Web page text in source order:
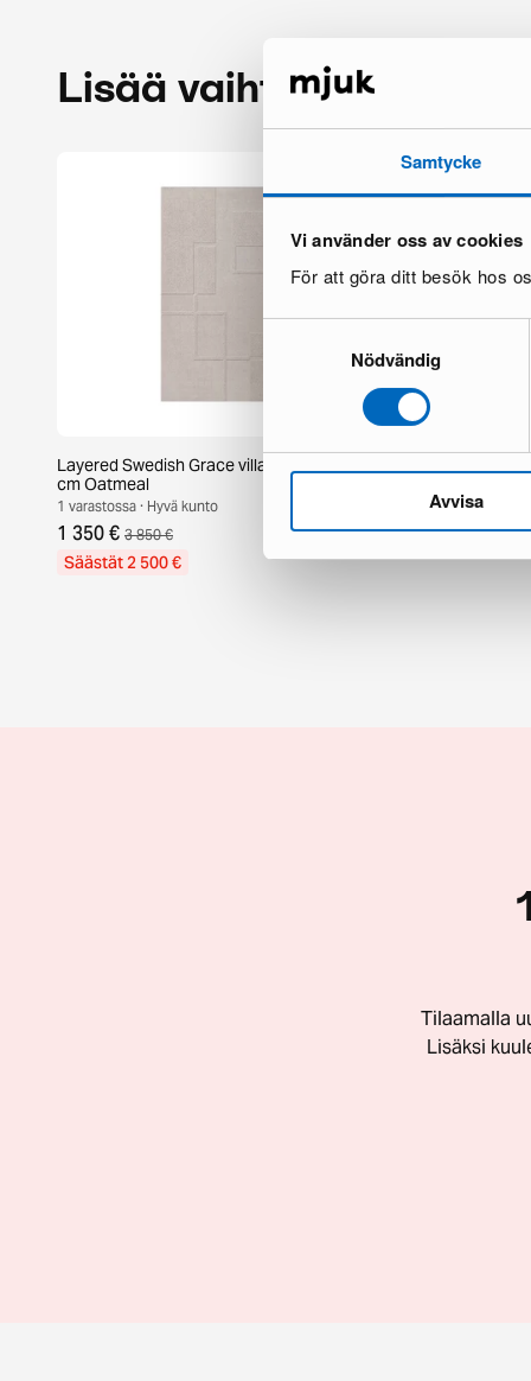
Samtycke
Vi använder oss av cookies
För att göra ditt besök hos
Nödvändig
Avvisa
Lisää vaihtoehtoja
Layered Swedish Grace villamatto 300 x 400
cm Oatmeal
1 varastossa · Hyvä kunto
1 350 € 3 850 €
Säästät 2 500 €
1 varastossa ·
85 € 125 €
Tilaamalla
Lisäksi